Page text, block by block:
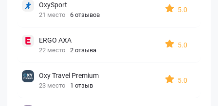
OxySport
21 место 6 отзывов
5.0
ERGO AXA
22 место 2 отзыва
5.0
Oxy Travel Premium
23 место 1 отзыв
5.0